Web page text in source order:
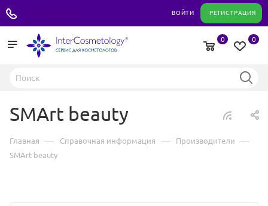
ВОЙТИ РЕГИСТРАЦИЯ
0
0
SMArt beauty
Главная — Справочная информация — Производители —
SMArt beauty